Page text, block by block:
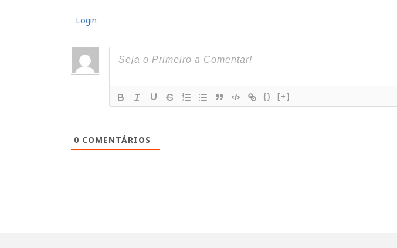
Login
{} [+]
0 COMENTÁRIOS